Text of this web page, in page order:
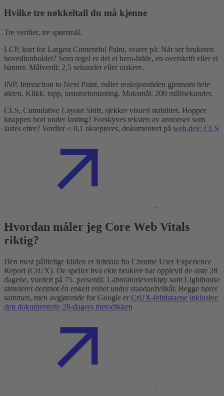
Hvilke tre nøkkeltall du må kjenne
Tre verdier, tre spørsmål.
LCP, kort for Largest Contentful Paint, svarer på: Når ser brukeren
hovedinnholdet? Som regel er det et hero-bilde, en overskrift eller et
banner. Målverdi: 2,5 sekunder eller raskere.
INP, Interaction to Next Paint, måler reaksjonstiden gjennom hele
økten. Klikk, tapp, tastaturinntasting. Maksmål: 200 millisekunder.
CLS, Cumulative Layout Shift, sjekker visuell stabilitet. Hopper
knappen bort under lasting? Forskyves teksten av annonser som
lastes etter? Verdier ≤ 0,1 aksepteres, dokumentert på web.dev: CLS
.
Hvordan måler jeg Core Web Vitals
riktig?
Den mest pålitelige kilden er feltdata fra Chrome User Experience
Report (CrUX). De speiler hva ekte brukere har opplevd de siste 28
dagene, vurdert på 75. persentil. Laboratorieverktøy som Lighthouse
simulerer derimot én enkelt enhet under standardvilkår. Begge hører
sammen, men avgjørende for Google er CrUX-feltdataene inklusive
den dokumenterte 28-dagers metodikken
.